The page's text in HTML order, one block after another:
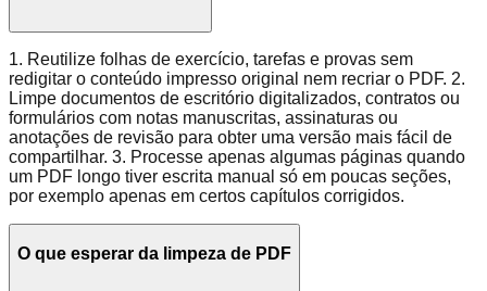
1. Reutilize folhas de exercício, tarefas e provas sem
redigitar o conteúdo impresso original nem recriar o PDF. 2.
Limpe documentos de escritório digitalizados, contratos ou
formulários com notas manuscritas, assinaturas ou
anotações de revisão para obter uma versão mais fácil de
compartilhar. 3. Processe apenas algumas páginas quando
um PDF longo tiver escrita manual só em poucas seções,
por exemplo apenas em certos capítulos corrigidos.
O que esperar da limpeza de PDF